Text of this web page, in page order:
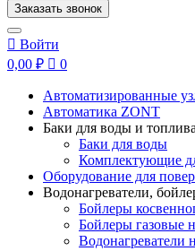
Заказать звонок
 Войти
0,00 ₽  0
Автоматизированные
Автоматика ZONT
Баки для воды и топлива
Баки для воды
Комплектующие
Оборудование для
Водонагреватели,
Бойлеры
Бойлеры газовые
Водонагреватели